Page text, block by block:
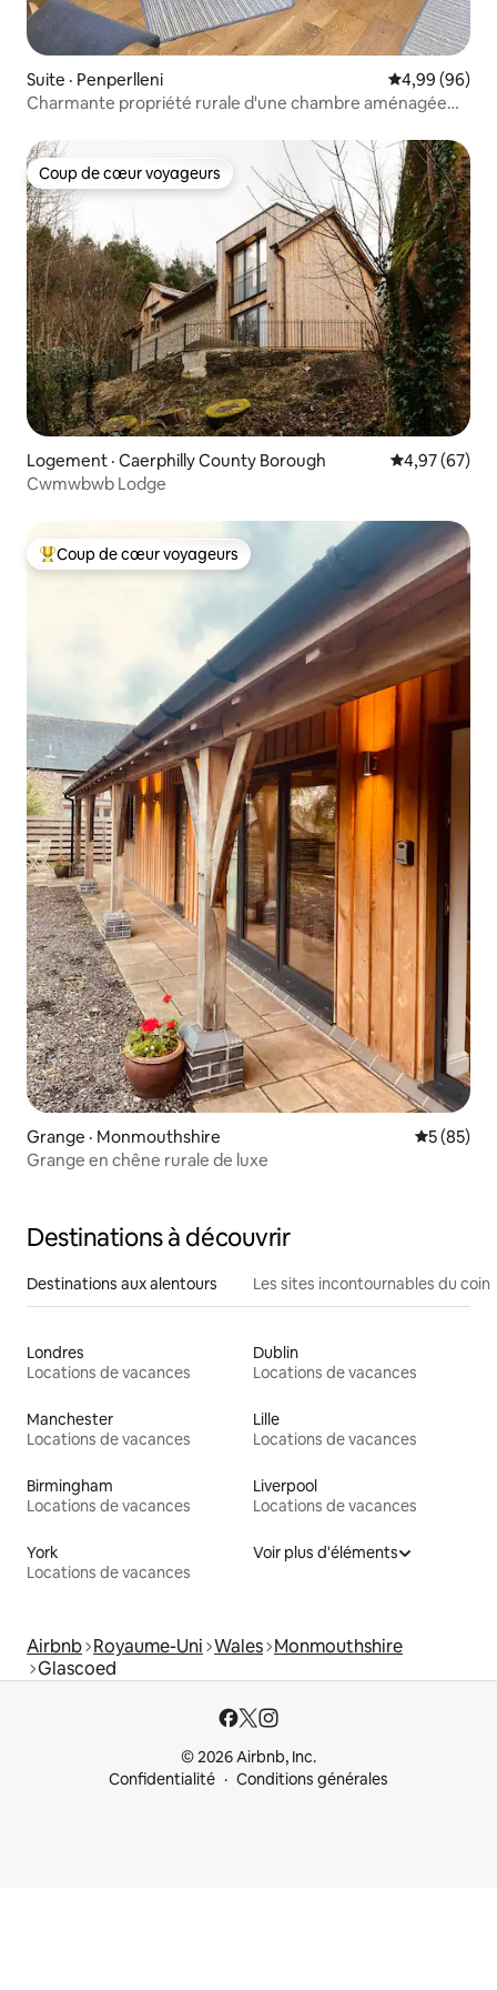
Suite · Penperlleni Note
4,99 (96)
Charmante propriété rurale d'une chambre aménagée
Coup de cœur voyageurs
Coup de cœur voyageurs
Logement · Caerphilly County Borough Note
4,97 (67)
Cwmwbwb Lodge
Coup de cœur voyageurs parmi les plus aimés
Coup de cœur voyageurs
Grange · Monmouthshire Note
5 (85)
Grange en chêne rurale de luxe
Destinations à découvrir
Destinations aux alentours Les sites incontournables du coin
Londres
Locations de vacances
Dublin
Locations de vacances
Manchester
Locations de vacances
Lille
Locations de vacances
Birmingham
Locations de vacances
Liverpool
Locations de vacances
York
Locations de vacances
Voir plus d'éléments
Airbnb Royaume-Uni Wales Monmouthshire
Glascoed
© 2026 Airbnb, Inc.
Confidentialité
Conditions générales